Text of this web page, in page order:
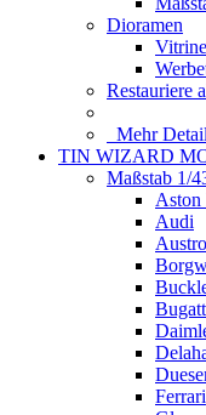
Dioramen
Restauriere
Mehr
TIN WIZARD
Maßstab 1/
Aston
Audi
Ferrari